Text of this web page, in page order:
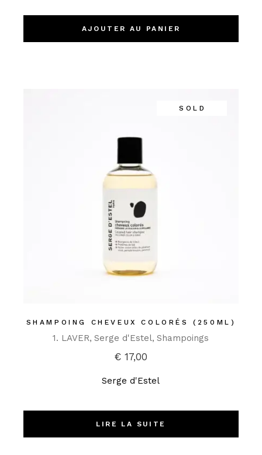
AJOUTER AU PANIER
SOLD
SHAMPOING CHEVEUX COLORÉS (250ML)
1. LAVER Serge d'Estel Shampoings
€ 17,00
Serge d'Estel
LIRE LA SUITE